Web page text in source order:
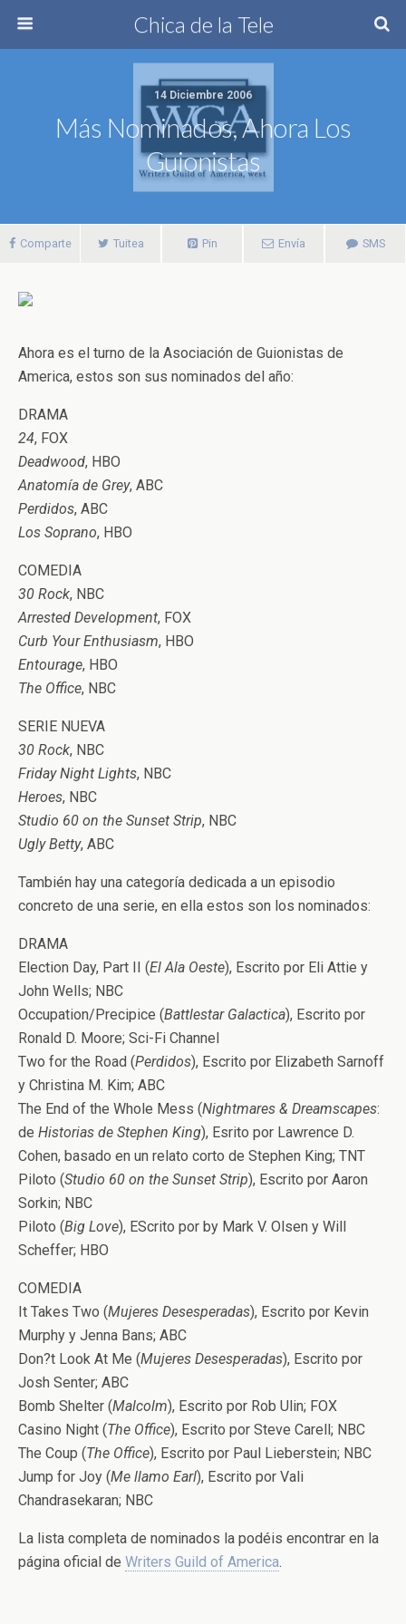
Chica de la Tele
14 Diciembre 2006
Más Nominados, Ahora Los
Guionistas
Comparte Tuitea Pin Envía SMS
Ahora es el turno de la Asociación de Guionistas de
America, estos son sus nominados del año:
DRAMA
24, FOX
Deadwood, HBO
Anatomía de Grey, ABC
Perdidos, ABC
Los Soprano, HBO
COMEDIA
30 Rock, NBC
Arrested Development, FOX
Curb Your Enthusiasm, HBO
Entourage, HBO
The Office, NBC
SERIE NUEVA
30 Rock, NBC
Friday Night Lights, NBC
Heroes, NBC
Studio 60 on the Sunset Strip, NBC
Ugly Betty, ABC
También hay una categoría dedicada a un episodio
concreto de una serie, en ella estos son los nominados:
DRAMA
Election Day, Part II (El Ala Oeste), Escrito por Eli Attie y
John Wells; NBC
Occupation/Precipice (Battlestar Galactica), Escrito por
Ronald D. Moore; Sci-Fi Channel
Two for the Road (Perdidos), Escrito por Elizabeth Sarnoff
y Christina M. Kim; ABC
The End of the Whole Mess (Nightmares & Dreamscapes:
de Historias de Stephen King), Esrito por Lawrence D.
Cohen, basado en un relato corto de Stephen King; TNT
Piloto (Studio 60 on the Sunset Strip), Escrito por Aaron
Sorkin; NBC
Piloto (Big Love), EScrito por by Mark V. Olsen y Will
Scheffer; HBO
COMEDIA
It Takes Two (Mujeres Desesperadas), Escrito por Kevin
Murphy y Jenna Bans; ABC
Don?t Look At Me (Mujeres Desesperadas), Escrito por
Josh Senter; ABC
Bomb Shelter (Malcolm), Escrito por Rob Ulin; FOX
Casino Night (The Office), Escrito por Steve Carell; NBC
The Coup (The Office), Escrito por Paul Lieberstein; NBC
Jump for Joy (Me llamo Earl), Escrito por Vali
Chandrasekaran; NBC
La lista completa de nominados la podéis encontrar en la
página oficial de Writers Guild of America.